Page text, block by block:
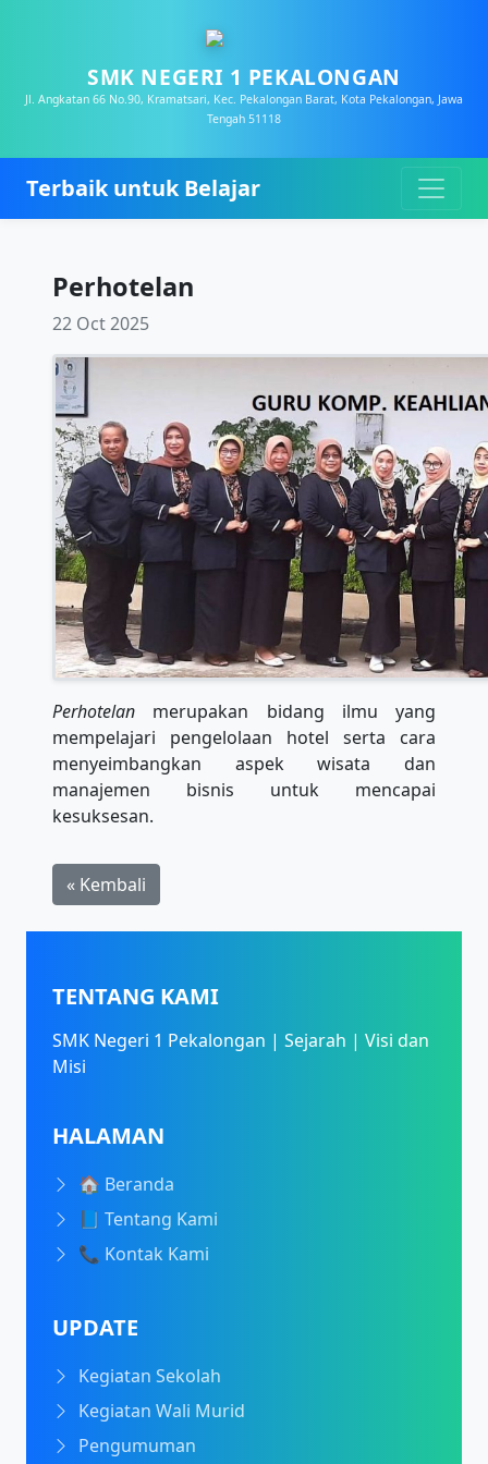
SMK NEGERI 1 PEKALONGAN
Jl. Angkatan 66 No.90, Kramatsari, Kec. Pekalongan Barat, Kota Pekalongan, Jawa
Tengah 51118
Terbaik untuk Belajar
Perhotelan
22 Oct 2025
Perhotelan merupakan bidang ilmu yang
mempelajari pengelolaan hotel serta cara
menyeimbangkan aspek wisata dan
manajemen bisnis untuk mencapai
kesuksesan.
« Kembali
TENTANG KAMI
SMK Negeri 1 Pekalongan | Sejarah | Visi dan
Misi
HALAMAN
🏠 Beranda
📘 Tentang Kami
📞 Kontak Kami
UPDATE
Kegiatan Sekolah
Kegiatan Wali Murid
Pengumuman